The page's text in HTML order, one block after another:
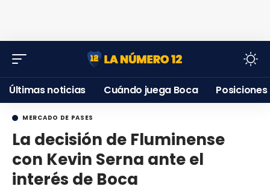
Últimas noticias Cuándo juega Boca Posiciones
MERCADO DE PASES
La decisión de Fluminense
con Kevin Serna ante el
interés de Boca